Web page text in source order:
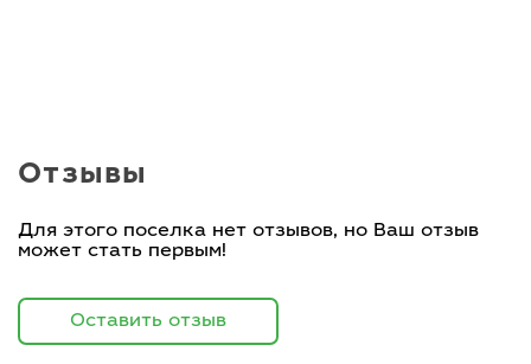
Отзывы
Для этого поселка нет отзывов, но Ваш отзыв
может стать первым!
Оставить отзыв